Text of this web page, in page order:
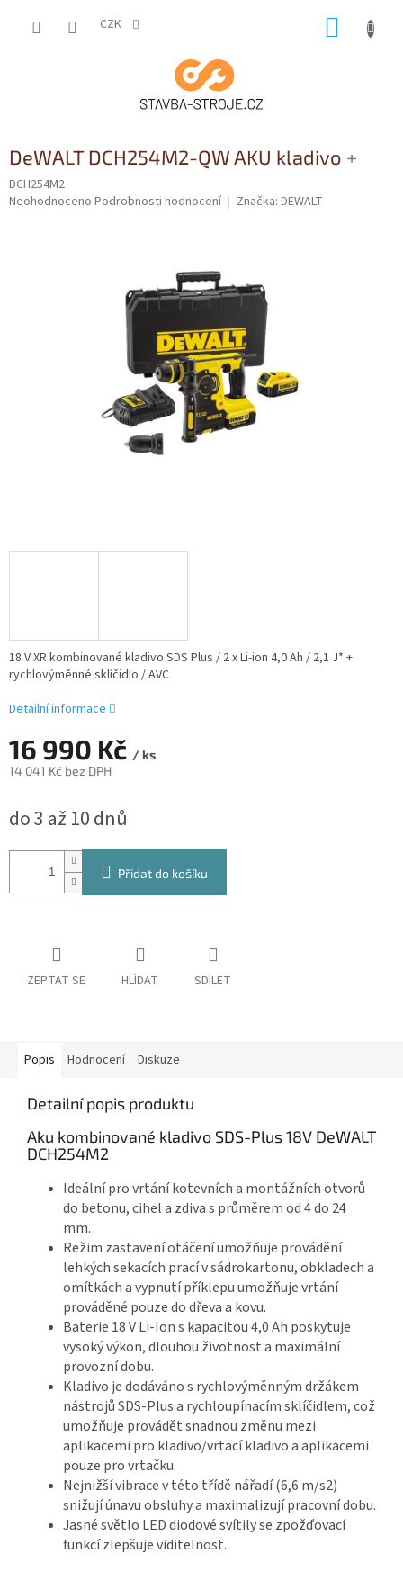
CZK
DeWALT DCH254M2-QW AKU kladivo +
DCH254M2
Průměrné
Neohodnoceno Podrobnosti hodnocení Značka: DEWALT
16 990 Kč / ks
14 041 Kč bez DPH
cena:
do 3 až 10 dnů
Přidat do košíku
18 V XR kombinované kladivo SDS Plus / 2 x Li-ion 4,0 Ah / 2,1 J* +
rychlovýměnné sklíčidlo / AVC
Detailní informace
ZEPTAT SE HLÍDAT SDÍLET
Popis Hodnocení Diskuze
Detailní popis produktu
Aku kombinované kladivo SDS-Plus 18V DeWALT
DCH254M2
Ideální pro vrtání kotevních a montážních otvorů
do betonu, cihel a zdiva s průměrem od 4 do 24
mm.
Režim zastavení otáčení umožňuje provádění
lehkých sekacích prací v sádrokartonu, obkladech a
omítkách a vypnutí příklepu umožňuje vrtání
prováděné pouze do dřeva a kovu.
Baterie 18 V Li-Ion s kapacitou 4,0 Ah poskytuje
vysoký výkon, dlouhou životnost a maximální
provozní dobu.
Kladivo je dodáváno s rychlovýměnným držákem
nástrojů SDS-Plus a rychloupínacím sklíčidlem, což
umožňuje provádět snadnou změnu mezi
aplikacemi pro kladivo/vrtací kladivo a aplikacemi
pouze pro vrtačku.
Nejnižší vibrace v této třídě nářadí (6,6 m/s2)
snižují únavu obsluhy a maximalizují pracovní dobu.
Jasné světlo LED diodové svítily se zpožďovací
funkcí zlepšuje viditelnost.